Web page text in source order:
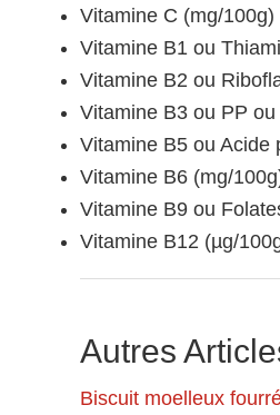
Vitamine C (mg/100g)
Vitamine B1 ou
Vitamine B2 ou
Vitamine B3 ou PP
Vitamine B5 ou Acide
Vitamine B6 (mg/
Vitamine B9 ou
Vitamine B12 (µg/
Autres
Biscuit moelleux